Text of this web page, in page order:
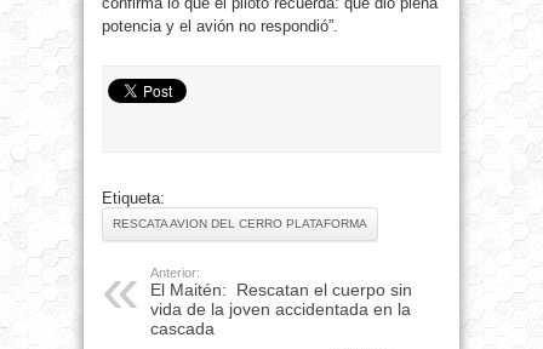
potencia y el avión no respondió”.
Etiqueta:
RESCATA AVION DEL CERRO PLATAFORMA
Anterior:
El Maitén: Rescatan el cuerpo sin
vida de la joven accidentada en la
cascada